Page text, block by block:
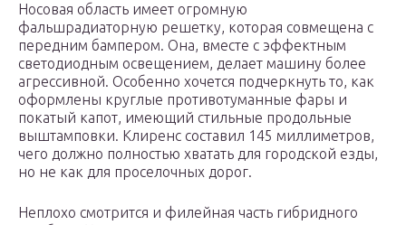
Носовая область имеет огромную
фальшрадиаторную решетку, которая совмещена с
передним бампером. Она, вместе с эффектным
светодиодным освещением, делает машину более
агрессивной. Особенно хочется подчеркнуть то, как
оформлены круглые противотуманные фары и
покатый капот, имеющий стильные продольные
выштамповки. Клиренс составил 145 миллиметров,
чего должно полностью хватать для городской езды,
но не как для проселочных дорог.
Неплохо смотрится и филейная часть гибридного